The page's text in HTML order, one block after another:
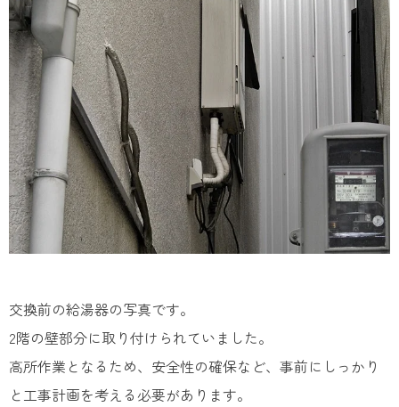
交換前の給湯器の写真です。
2階の壁部分に取り付けられていました。
高所作業となるため、安全性の確保など、事前にしっかり
と工事計画を考える必要があります。